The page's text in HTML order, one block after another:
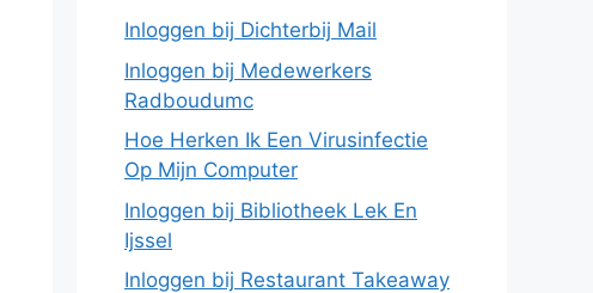
Inloggen bij Dichterbij Mail
Inloggen bij Medewerkers
Radboudumc
Hoe Herken Ik Een Virusinfectie
Op Mijn Computer
Inloggen bij Bibliotheek Lek En
Ijssel
Inloggen bij Restaurant Takeaway